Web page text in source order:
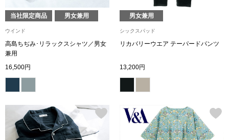
集
おすすめブラ
当社限定商品 男女兼用
ウインド
高島ちぢみ･リラックスシャツ／男女
兼用
16,500円
男女兼用
シックスパッド
リカバリーウエア テーパードパンツ
13,200円